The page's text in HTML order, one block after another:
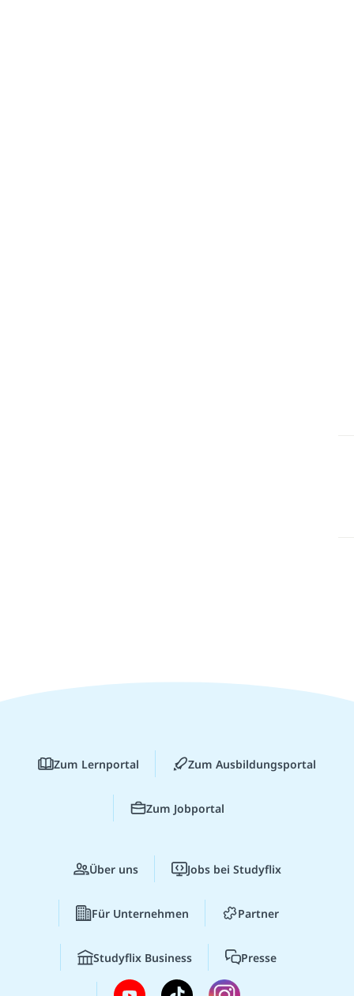
Zum Lernportal Zum Ausbildungsportal
Zum Jobportal
Über uns Jobs bei Studyflix
Für Unternehmen Partner
Studyflix Business Presse